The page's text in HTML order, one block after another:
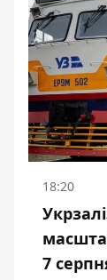
18:20
7